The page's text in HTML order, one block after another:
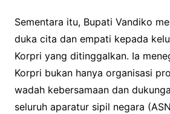
Sementara itu, Bupati Vandiko
duka cita dan empati kepada
Korpri yang ditinggalkan. Ia
Korpri bukan hanya organisasi
wadah kebersamaan dan
seluruh aparatur sipil negara